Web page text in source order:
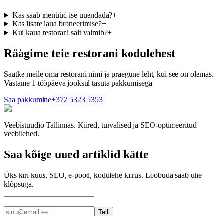
Kas saab menüüd ise uuendada?+
Kas lisate laua broneerimise?+
Kui kaua restorani sait valmib?+
Räägime teie restorani kodulehest
Saatke meile oma restorani nimi ja praegune leht, kui see on olemas.
Vastame 1 tööpäeva jooksul tasuta pakkumisega.
Saa pakkumine+372 5323 5353
Veebistuudio Tallinnas. Kiired, turvalised ja SEO-optimeeritud
veebilehed.
Saa kõige uued artiklid kätte
Üks kiri kuus. SEO, e-pood, kodulehe kiirus. Loobuda saab ühe
klõpsuga.
Telli